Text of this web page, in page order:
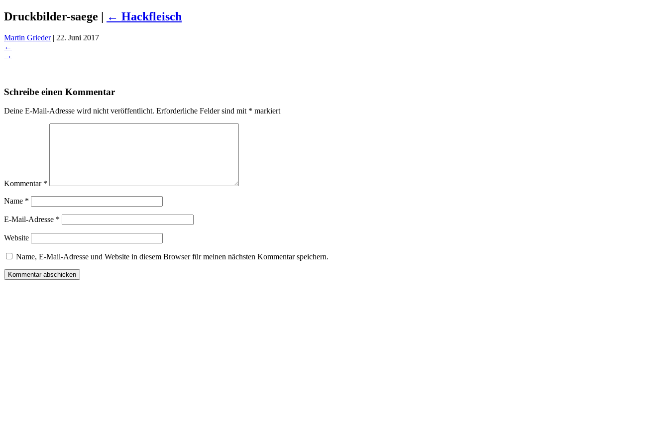
Druckbilder-saege | ← Hackfleisch
Martin Grieder | 22. Juni 2017
←
→
Schreibe einen Kommentar
Deine E-Mail-Adresse wird nicht veröffentlicht. Erforderliche Felder sind mit * markiert
Kommentar *
Name *
E-Mail-Adresse *
Website
Name, E-Mail-Adresse und Website in diesem Browser für meinen nächsten Kommentar speichern.